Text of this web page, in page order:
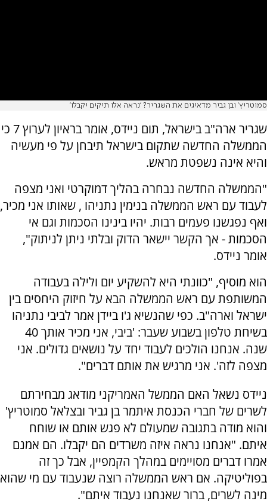
סמוטריץ' ובן גביר מדאיגים את השגריר? 'נראה אלו תיקים יקבלו'
שגריר ארה"ב בישראל, תום ניידס, אומר בראיון לערוץ 7 כי
הממשלה החדשה שתקום בישראל תיבחן על פי מעשיה
והיא אינה נשפטת מראש.
"הממשלה החדשה נבחרה בהליך דמוקרטי ואני מצפה
לעבוד עם ראש הממשלה בנימין נתניהו , שאותו אני מכיר,
ואף נפגשנו פעמים רבות. יהיו בינינו הסכמות וגם אי
הסכמות - אך הקשר יישאר הדוק ובלתי ניתן לניתוק",
אומר ניידס.
הוא מוסיף, "כוונתי היא להשקיע יום ולילה בעבודה
המשותפת עם ראש הממשלה הבא על חיזוק היחסים בין
ישראל וארה"ב. כפי שהנשיא ג'ו ביידן אמר לביבי נתניהו
בשיחת טלפון בשבוע שעבר: 'ביבי, אני מכיר אותך 40
שנה. אנחנו הולכים לעבוד יחד על נושאים גדולים. אני
מצפה לזה'. אני מרגיש את אותם דברים".
ניידס נשאל האם הממשל האמריקני מודאג מבחירתם
לשרים של חברי הכנסת איתמר בן גביר ובצלאל סמוטריץ'
והוא מודה בתגובה שמעולם לא פגש אותם או שוחח
איתם. "אנחנו נראה איזה משרדים הם יקבלו. הם אמנם
אמרו דברים מסויימים במהלך הקמפיין, אבל כך זה
בפוליטיקה. אם ראש הממשלה רוצה שנעבוד עם מי שהוא
מינה לשרים, ברור שאנחנו נעבוד איתם".